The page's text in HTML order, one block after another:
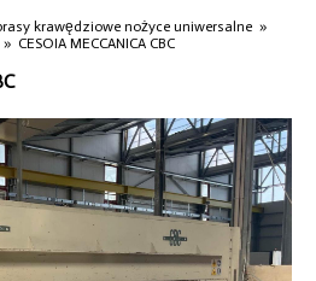
krawędziowe nożyce uniwersalne »
» CESOIA MECCANICA CBC